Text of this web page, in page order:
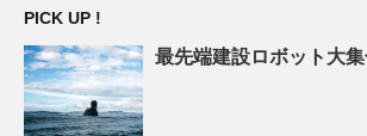
PICK UP !
最先端建設ロボット大